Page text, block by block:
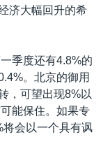
济大幅回升的希
季度还有4.8%的
。北京的御用
，可望出现8%以
能保住。如果专
会以一个具有讽